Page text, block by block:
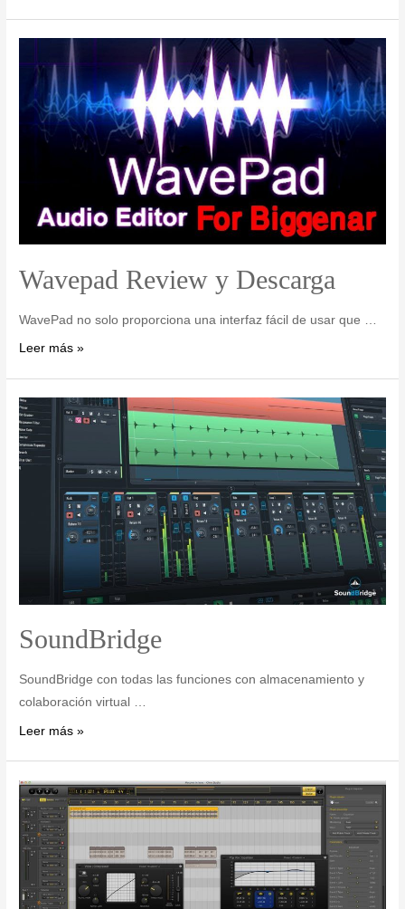
Wavepad Review y Descarga
WavePad no solo proporciona una interfaz fácil de usar que …
Leer más »
SoundBridge
SoundBridge con todas las funciones con almacenamiento y
colaboración virtual …
Leer más »